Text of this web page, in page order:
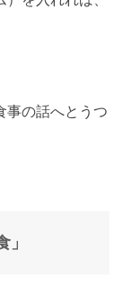
事の話へとうつ